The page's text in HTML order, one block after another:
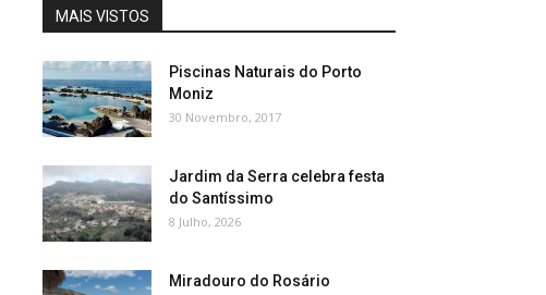
MAIS VISTOS
Piscinas Naturais do Porto
Moniz
30 Novembro, 2017
Jardim da Serra celebra festa
do Santíssimo
8 Julho, 2026
Miradouro do Rosário